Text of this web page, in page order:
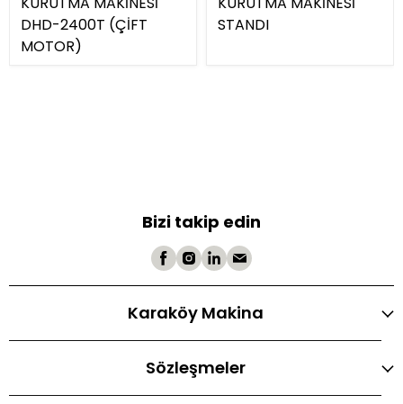
DHD-2400T (ÇİFT
MOTOR)
STANDI
Bizi takip edin
Karaköy Makina
Sözleşmeler